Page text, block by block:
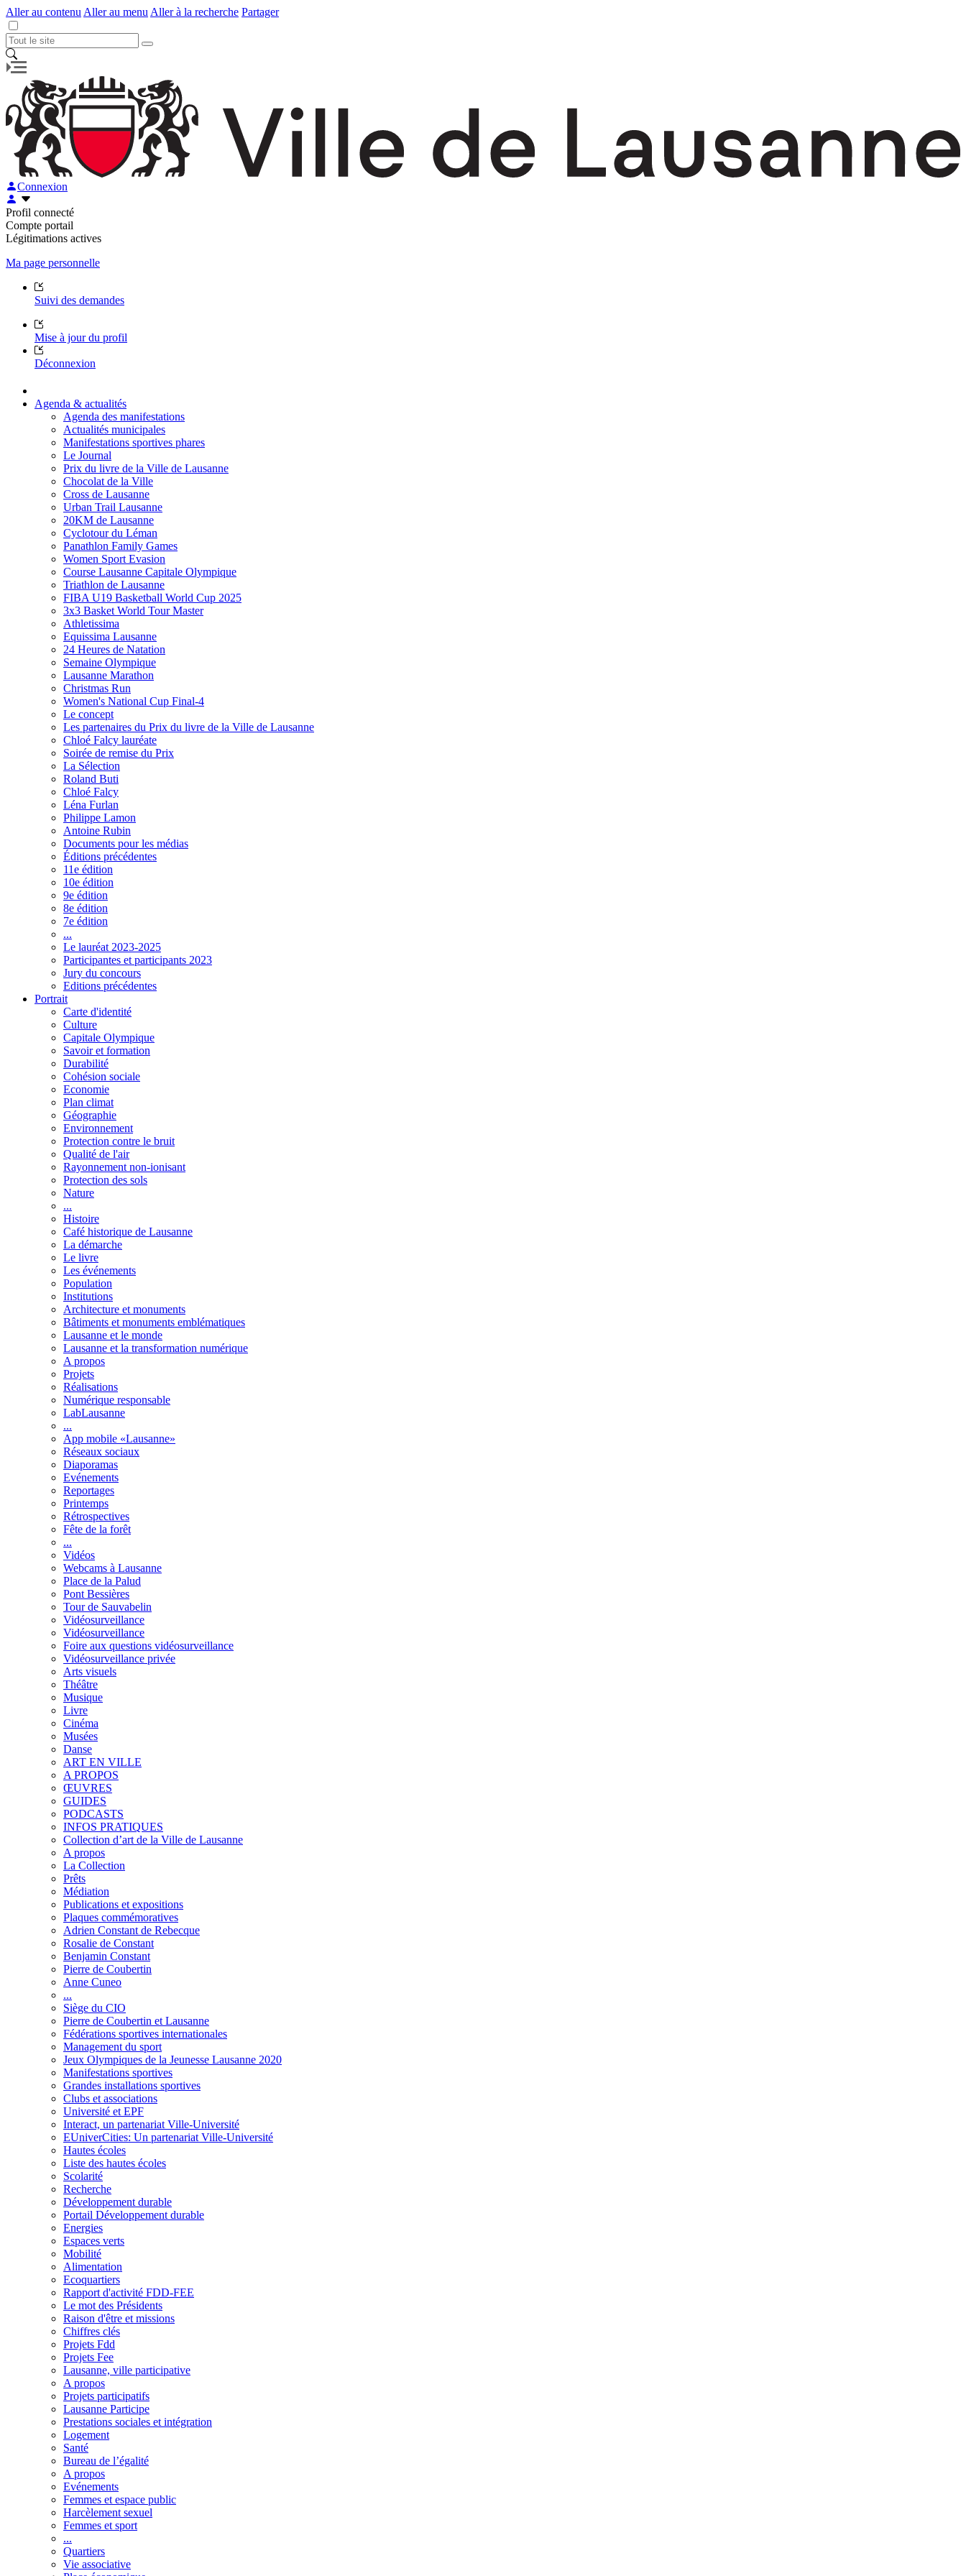
Aller au contenu Aller au menu Aller à la recherche Partager
Connexion
Profil connecté
Compte portail
Légitimations actives
Ma page personnelle
Suivi des demandes
Mise à jour du profil
Déconnexion
Agenda & actualités
Agenda des manifestations
Actualités municipales
Manifestations sportives phares
Le Journal
Prix du livre de la Ville de Lausanne
Chocolat de la Ville
Cross de Lausanne
Urban Trail Lausanne
20KM de Lausanne
Cyclotour du Léman
Panathlon Family Games
Women Sport Evasion
Course Lausanne Capitale Olympique
Triathlon de Lausanne
FIBA U19 Basketball World Cup 2025
3x3 Basket World Tour Master
Athletissima
Equissima Lausanne
24 Heures de Natation
Semaine Olympique
Lausanne Marathon
Christmas Run
Women's National Cup Final-4
Le concept
Les partenaires du Prix du livre de la Ville de Lausanne
Chloé Falcy lauréate
Soirée de remise du Prix
La Sélection
Roland Buti
Chloé Falcy
Léna Furlan
Philippe Lamon
Antoine Rubin
Documents pour les médias
Éditions précédentes
11e édition
10e édition
9e édition
8e édition
7e édition
...
Le lauréat 2023-2025
Participantes et participants 2023
Jury du concours
Editions précédentes
Portrait
Carte d'identité
Culture
Capitale Olympique
Savoir et formation
Durabilité
Cohésion sociale
Economie
Plan climat
Géographie
Environnement
Protection contre le bruit
Qualité de l'air
Rayonnement non-ionisant
Protection des sols
Nature
...
Histoire
Café historique de Lausanne
La démarche
Le livre
Les événements
Population
Institutions
Architecture et monuments
Bâtiments et monuments emblématiques
Lausanne et le monde
Lausanne et la transformation numérique
A propos
Projets
Réalisations
Numérique responsable
LabLausanne
...
App mobile «Lausanne»
Réseaux sociaux
Diaporamas
Evénements
Reportages
Printemps
Rétrospectives
Fête de la forêt
...
Vidéos
Webcams à Lausanne
Place de la Palud
Pont Bessières
Tour de Sauvabelin
Vidéosurveillance
Vidéosurveillance
Foire aux questions vidéosurveillance
Vidéosurveillance privée
Arts visuels
Théâtre
Musique
Livre
Cinéma
Musées
Danse
ART EN VILLE
A PROPOS
ŒUVRES
GUIDES
PODCASTS
INFOS PRATIQUES
Collection d’art de la Ville de Lausanne
A propos
La Collection
Prêts
Médiation
Publications et expositions
Plaques commémoratives
Adrien Constant de Rebecque
Rosalie de Constant
Benjamin Constant
Pierre de Coubertin
Anne Cuneo
...
Siège du CIO
Pierre de Coubertin et Lausanne
Fédérations sportives internationales
Management du sport
Jeux Olympiques de la Jeunesse Lausanne 2020
Manifestations sportives
Grandes installations sportives
Clubs et associations
Université et EPF
Interact, un partenariat Ville-Université
EUniverCities: Un partenariat Ville-Université
Hautes écoles
Liste des hautes écoles
Scolarité
Recherche
Développement durable
Portail Développement durable
Energies
Espaces verts
Mobilité
Alimentation
Ecoquartiers
Rapport d'activité FDD-FEE
Le mot des Présidents
Raison d'être et missions
Chiffres clés
Projets Fdd
Projets Fee
Lausanne, ville participative
A propos
Projets participatifs
Lausanne Participe
Prestations sociales et intégration
Logement
Santé
Bureau de l’égalité
A propos
Evénements
Femmes et espace public
Harcèlement sexuel
Femmes et sport
...
Quartiers
Vie associative